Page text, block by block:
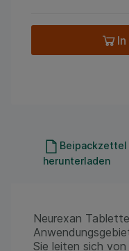
Beipackzettel
herunterladen
Neurexan
Sie leiten sich